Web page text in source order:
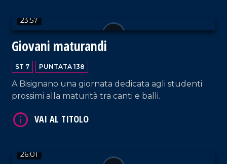
23:57
Giovani maturandi
ST 7 PUNTATA 138
A Bisignano una giornata dedicata agli studenti
prossimi alla maturità tra canti e balli.
26:01